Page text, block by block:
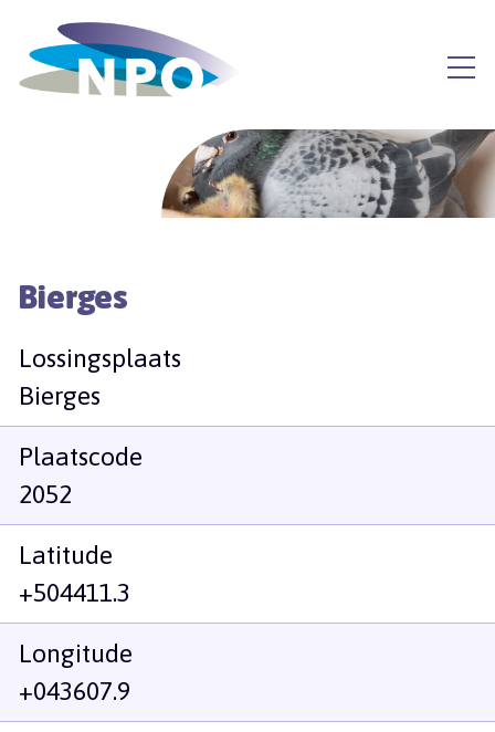
Bierges
Lossingsplaats
Bierges
Plaatscode
2052
Latitude
+504411.3
Longitude
+043607.9